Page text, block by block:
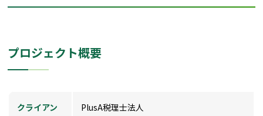
プロジェクト概要
クライアン
PlusA税理士法人